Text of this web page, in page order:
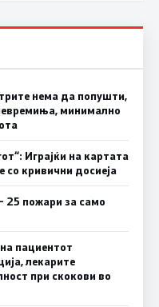
нема да попушти,
минимално
Играјќи на картата
со кривични досиеја
25 пожари за само
пациентот
лекарите
при скокови во